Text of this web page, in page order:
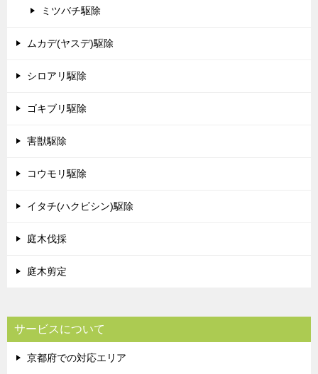
ミツバチ駆除
ムカデ(ヤスデ)駆除
シロアリ駆除
ゴキブリ駆除
害獣駆除
コウモリ駆除
イタチ(ハクビシン)駆除
庭木伐採
庭木剪定
サービスについて
京都府での対応エリア